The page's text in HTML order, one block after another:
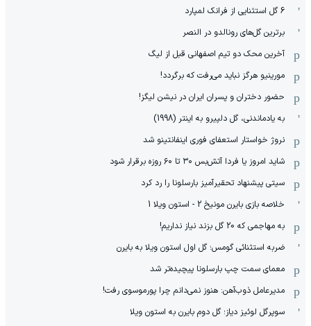
6 گل استثنایی از فرانک لمپارد
برترین گل‌های رونالدو در النصر
آخرین محک دو تیم اصفهانی قبل از لیگ
مورینیو هرگز نباید می‌رفت که برگردد!
حضور دختران و پسران ایران در نیشن لیگز!
به یادماندنی، گل دلپیرو به اینتر (1998)
نروژ خواستار استعفای فوری اینفانتینو شد
شاید امروز یا فردا آتش‌بس ۳۰ تا ۶۰ روزه برقرار شود
سیتی پیشنهاد تحقیرآمیز بارسلونا را رد کرد
خلاصه بازی بایرن مونیخ 2 - استون ویلا 1
به مهاجمی که 20 گل بزند نیاز نداریم!
ضربه استثنائی گومس؛ گل اول استون ویلا به بایرن
معمای سمت چپ بارسلونا پیچیده‌تر شد
مدیرعامل ذوب‌آهن: هنوز نمی‌دانم چرا پورموسوی رفت!
سوپرگل لوئیز دیاز؛ گل دوم بایرن به استون ویلا